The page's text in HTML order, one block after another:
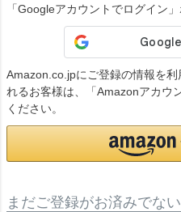
「Googleアカウントでログイン
Amazon.co.jpにご登録の情報を
れるお客様は、「Amazonアカウ
ください。
まだご登録がお済みでな